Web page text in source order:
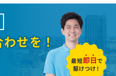
せを！